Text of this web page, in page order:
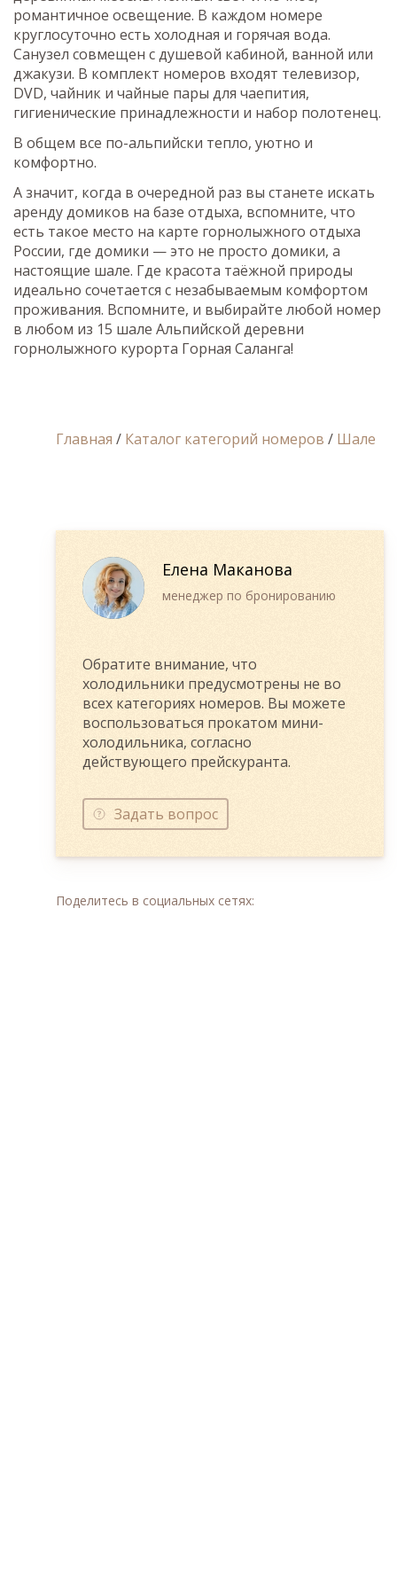
романтичное освещение. В каждом номере
круглосуточно есть холодная и горячая вода.
Санузел совмещен с душевой кабиной, ванной или
джакузи. В комплект номеров входят телевизор,
DVD, чайник и чайные пары для чаепития,
гигиенические принадлежности и набор полотенец.
В общем все по-альпийски тепло, уютно и
комфортно.
А значит, когда в очередной раз вы станете искать
аренду домиков на базе отдыха, вспомните, что
есть такое место на карте горнолыжного отдыха
России, где домики — это не просто домики, а
настоящие шале. Где красота таёжной природы
идеально сочетается с незабываемым комфортом
проживания. Вспомните, и выбирайте любой номер
в любом из 15 шале Альпийской деревни
горнолыжного курорта Горная Саланга!
Главная / Каталог категорий номеров / Шале
Елена Маканова
менеджер по бронированию
Обратите внимание, что
холодильники предусмотрены не во
всех категориях номеров. Вы можете
воспользоваться прокатом мини-
холодильника, согласно
действующего прейскуранта.
Задать вопрос
Поделитесь в социальных сетях: